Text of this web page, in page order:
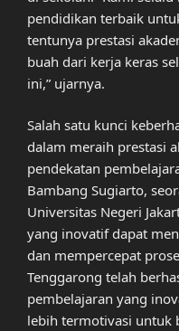
pendidikan terbaik
tentunya prestasi
buah dari kerja keras
ini,” ujarnya.
Salah satu kunci
dalam meraih prestasi
pendekatan
Bambang Sugiarto,
Universitas Negeri
yang inovatif dapat
dan mempercepat
Tenggarong telah
pembelajaran yang
lebih termotivasi untuk